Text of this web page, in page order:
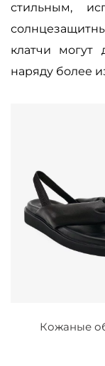
стильным,
клатчи могут
наряду более
Кожаные